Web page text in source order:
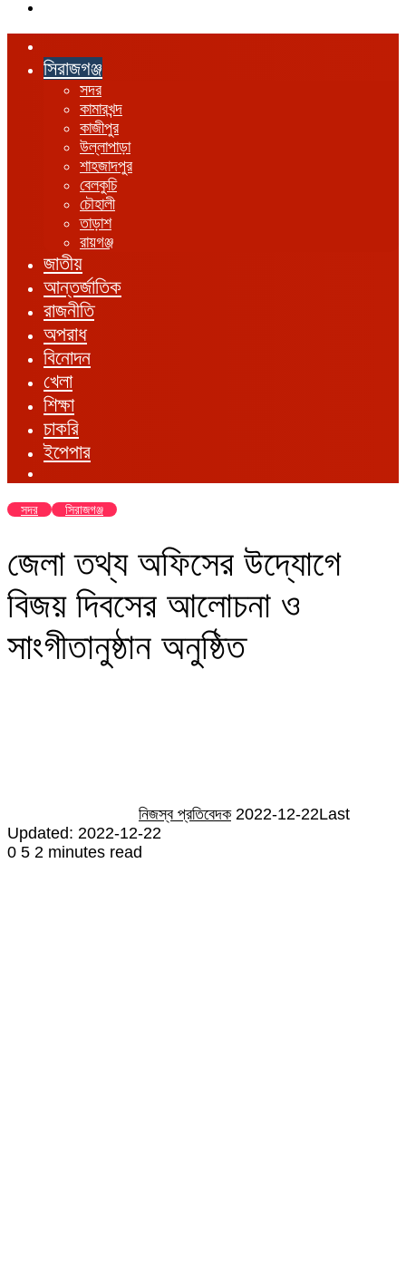
সিরাজগঞ্জ
সদর
কামারখন্দ
কাজীপুর
উল্লাপাড়া
শাহজাদপুর
বেলকুচি
চৌহালী
তাড়াশ
রায়গঞ্জ
জাতীয়
আন্তর্জাতিক
রাজনীতি
অপরাধ
বিনোদন
খেলা
শিক্ষা
চাকরি
ইপেপার
সদর সিরাজগঞ্জ
জেলা তথ্য অফিসের উদ্যোগে
বিজয় দিবসের আলোচনা ও
সাংগীতানুষ্ঠান অনুষ্ঠিত
নিজস্ব প্রতিবেদক 2022-12-22Last
Updated: 2022-12-22
0 5 2 minutes read